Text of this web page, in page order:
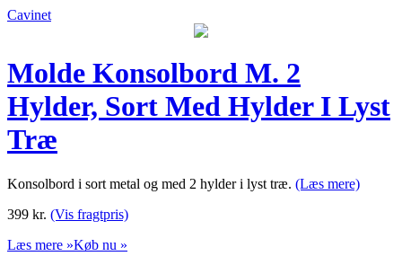
Cavinet
Molde Konsolbord M. 2
Hylder, Sort Med Hylder I Lyst
Træ
Konsolbord i sort metal og med 2 hylder i lyst træ. (Læs mere)
399 kr. (Vis fragtpris)
Læs mere »Køb nu »